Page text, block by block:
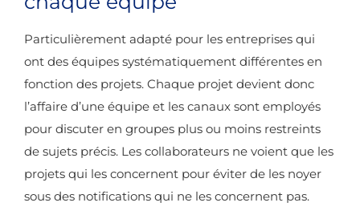
Particulièrement adapté pour les entreprises qui
ont des équipes systématiquement différentes en
fonction des projets. Chaque projet devient donc
l’affaire d’une équipe et les canaux sont employés
pour discuter en groupes plus ou moins restreints
de sujets précis. Les collaborateurs ne voient que les
projets qui les concernent pour éviter de les noyer
sous des notifications qui ne les concernent pas.